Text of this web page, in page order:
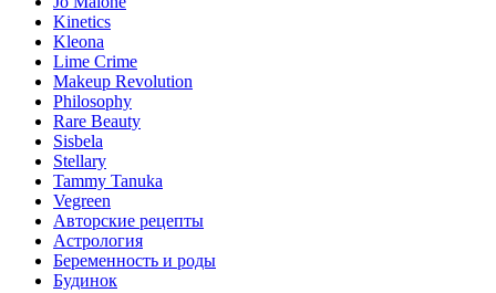
Kinetics
Kleona
Lime Crime
Makeup Revolution
Philosophy
Rare Beauty
Sisbela
Stellary
Tammy Tanuka
Vegreen
Авторские рецепты
Астрология
Беременность и роды
Будинок